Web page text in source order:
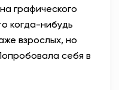
графического
когда-нибудь
взрослых, но
себя в